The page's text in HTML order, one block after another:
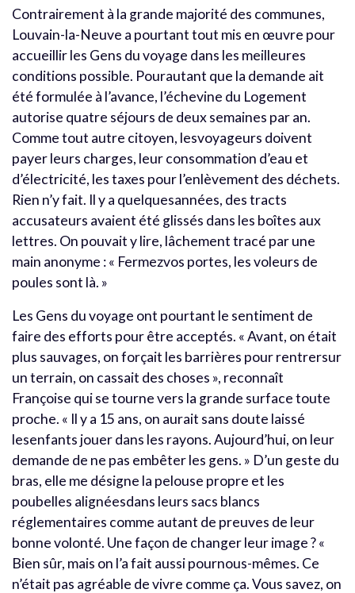
Contrairement à la grande majorité des communes,
Louvain-la-Neuve a pourtant tout mis en œuvre pour
accueillir les Gens du voyage dans les meilleures
conditions possible. Pourautant que la demande ait
été formulée à l’avance, l’échevine du Logement
autorise quatre séjours de deux semaines par an.
Comme tout autre citoyen, lesvoyageurs doivent
payer leurs charges, leur consommation d’eau et
d’électricité, les taxes pour l’enlèvement des déchets.
Rien n’y fait. Il y a quelquesannées, des tracts
accusateurs avaient été glissés dans les boîtes aux
lettres. On pouvait y lire, lâchement tracé par une
main anonyme : « Fermezvos portes, les voleurs de
poules sont là. »
Les Gens du voyage ont pourtant le sentiment de
faire des efforts pour être acceptés. « Avant, on était
plus sauvages, on forçait les barrières pour rentrersur
un terrain, on cassait des choses », reconnaît
Françoise qui se tourne vers la grande surface toute
proche. « Il y a 15 ans, on aurait sans doute laissé
lesenfants jouer dans les rayons. Aujourd’hui, on leur
demande de ne pas embêter les gens. » D’un geste du
bras, elle me désigne la pelouse propre et les
poubelles alignéesdans leurs sacs blancs
réglementaires comme autant de preuves de leur
bonne volonté. Une façon de changer leur image ? «
Bien sûr, mais on l’a fait aussi pournous-mêmes. Ce
n’était pas agréable de vivre comme ça. Vous savez, on